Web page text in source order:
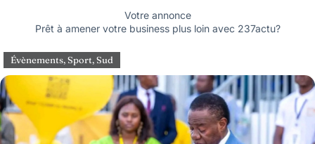
Votre annonce
Prêt à amener votre business plus loin avec 237actu?
Évènements,Sport,Sud